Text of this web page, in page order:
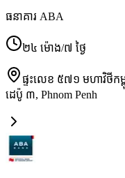
ធនាគារ ABA
២៤ ម៉ោង/៧ ថ្ងៃ
ផ្ទះលេខ ៥៧១ មហាវិថីកម្
ដេប៉ូ ៣, Phnom Penh